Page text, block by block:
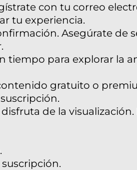
con tu correo
tu experiencia.
Asegúrate de
tiempo para explorar la
gratuito o
de la visualización.